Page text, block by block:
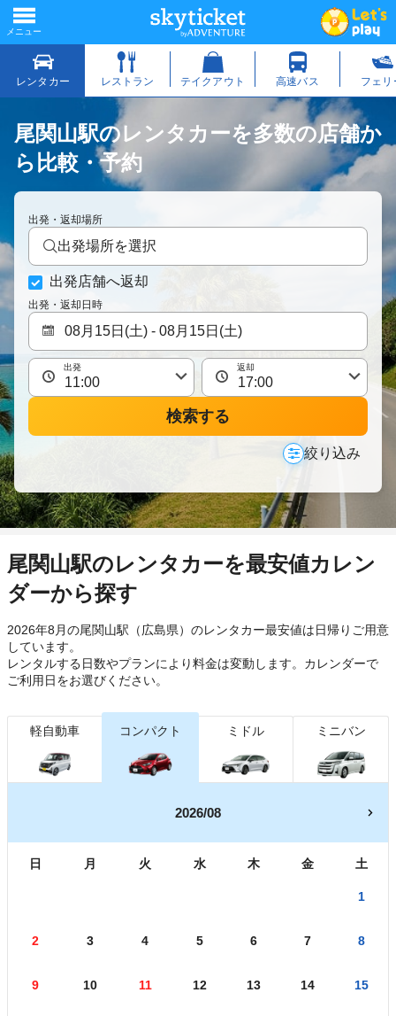
尾関山駅のレンタカーを多数の店舗か
ら比較・予約
出発・返却場所
出発場所を選択
出発店舗へ返却
出発・返却日時
出発 返却
検索する
絞り込み
尾関山駅のレンタカーを最安値カレン
ダーから探す
2026年8月の尾関山駅（広島県）のレンタカー最安値は日帰り ご用意
しています。
レンタルする日数やプランにより料金は変動します。カレンダーで
ご利用日をお選びください。
軽自動車 コンパクト ミドル ミニバン
2026/08
日 月 火 水 木 金 土
1
2 3 4 5 6 7 8
9 10 11 12 13 14 15